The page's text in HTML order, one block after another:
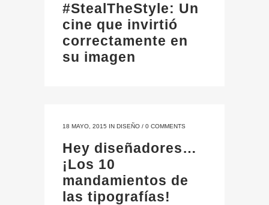
#StealTheStyle: Un
cine que invirtió
correctamente en
su imagen
18 MAYO, 2015 IN DISEÑO / 0 COMMENTS
Hey diseñadores…
¡Los 10
mandamientos de
las tipografías!